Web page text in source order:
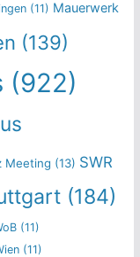
(11) Mauerwerk
(139)
(922)
Meeting (13) SWR
(184)
(11)
(11)